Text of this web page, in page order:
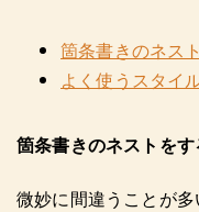
箇条書きのネス
よく使うスタイ
箇条書きのネストを
微妙に間違うことが